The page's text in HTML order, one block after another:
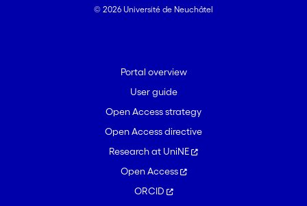
© 2026 Université de Neuchâtel
Portal overview
User guide
Open Access strategy
Open Access directive
Research at UniNE
Open Access
ORCID